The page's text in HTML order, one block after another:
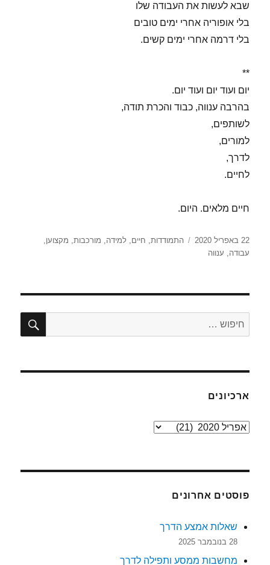
שבא לעשות את העבודה שלו
בלי אופוריה אחרי ימים טובים
בלי דרמה אחרי ימים קשים.
**
יום ועוד יום ועוד יום.
בהרבה ענווה, כבוד והכרת תודה,
לשותפים,
למורים,
לדרך,
לחיים.
חיים מלאים. היום.
פורסם
בתאריך
22 באפריל 2020 תגיות
התמודדות, חיים,למידה, מורכבות, מקצוען,
עבודה, ענווה
חפש:
ארכיונים
ארכיונים
פוסטים אחרונים
שאלות אמצע הדרך
28 בנובמבר 2025
מחשבות ממסע ותפילה לדרך